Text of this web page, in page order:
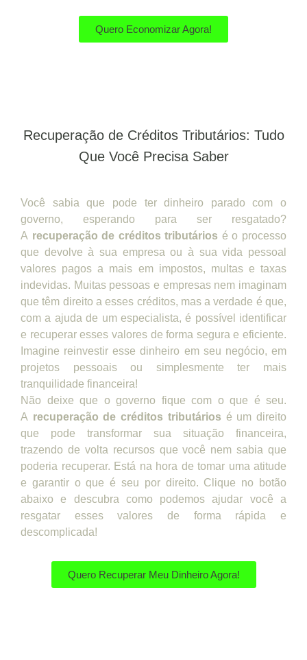
Quero Economizar Agora!
Recuperação de Créditos Tributários: Tudo
Que Você Precisa Saber
Você sabia que pode ter dinheiro parado com o
governo, esperando para ser resgatado?
A recuperação de créditos tributários é o processo
que devolve à sua empresa ou à sua vida pessoal
valores pagos a mais em impostos, multas e taxas
indevidas. Muitas pessoas e empresas nem imaginam
que têm direito a esses créditos, mas a verdade é que,
com a ajuda de um especialista, é possível identificar
e recuperar esses valores de forma segura e eficiente.
Imagine reinvestir esse dinheiro em seu negócio, em
projetos pessoais ou simplesmente ter mais
tranquilidade financeira!
Não deixe que o governo fique com o que é seu.
A recuperação de créditos tributários é um direito
que pode transformar sua situação financeira,
trazendo de volta recursos que você nem sabia que
poderia recuperar. Está na hora de tomar uma atitude
e garantir o que é seu por direito. Clique no botão
abaixo e descubra como podemos ajudar você a
resgatar esses valores de forma rápida e
descomplicada!
Quero Recuperar Meu Dinheiro Agora!